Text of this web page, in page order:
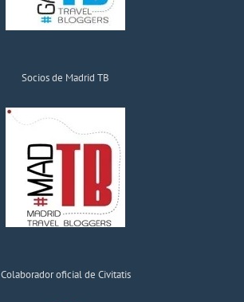
Socios de Madrid TB
Colaborador oficial de Civitatis